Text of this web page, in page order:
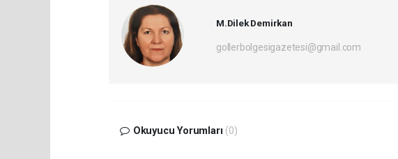
M.Dilek Demirkan
gollerbolgesigazetesi@gmail.com
Okuyucu Yorumları (0)